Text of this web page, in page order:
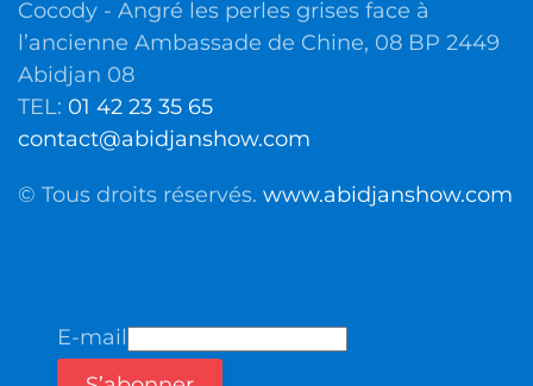
Cocody - Angré les perles grises face à
l’ancienne Ambassade de Chine, 08 BP 2449
Abidjan 08
TEL: 01 42 23 35 65
contact@abidjanshow.com
© Tous droits réservés. www.abidjanshow.com
E-mail